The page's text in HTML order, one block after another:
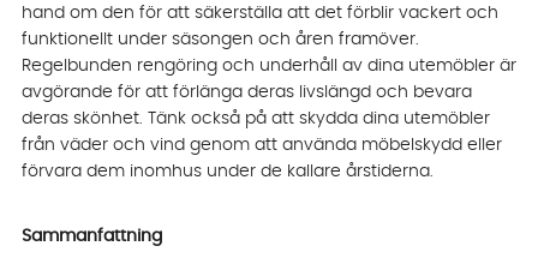
hand om den för att säkerställa att det förblir vackert och
funktionellt under säsongen och åren framöver.
Regelbunden rengöring och underhåll av dina utemöbler är
avgörande för att förlänga deras livslängd och bevara
deras skönhet. Tänk också på att skydda dina utemöbler
från väder och vind genom att använda möbelskydd eller
förvara dem inomhus under de kallare årstiderna.
Sammanfattning
Vi använder AI för att svara på dina frågor. Konversationen
sparas i upp till 24 timmar för att kunna hjälpa dig. Vi delar